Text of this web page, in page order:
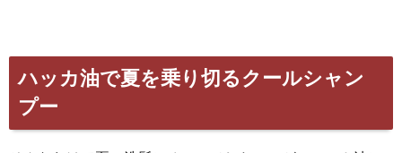
ハッカ油で夏を乗り切るクールシャン
プー